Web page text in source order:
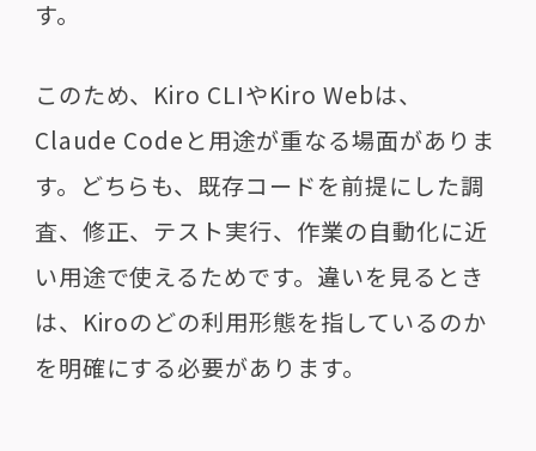
す。
このため、Kiro CLIやKiro Webは、
Claude Codeと用途が重なる場面がありま
す。どちらも、既存コードを前提にした調
査、修正、テスト実行、作業の自動化に近
い用途で使えるためです。違いを見るとき
は、Kiroのどの利用形態を指しているのか
を明確にする必要があります。